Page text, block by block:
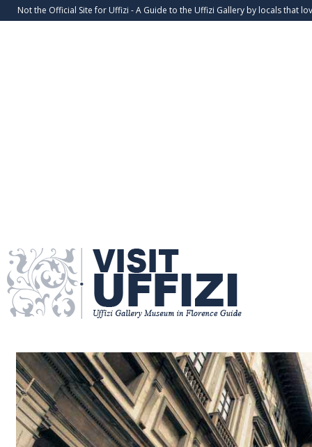
Not the Official Site for Uffizi - A Guide to the Uffizi Gallery by locals that